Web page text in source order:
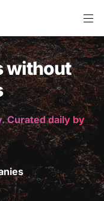
without
Curated daily by